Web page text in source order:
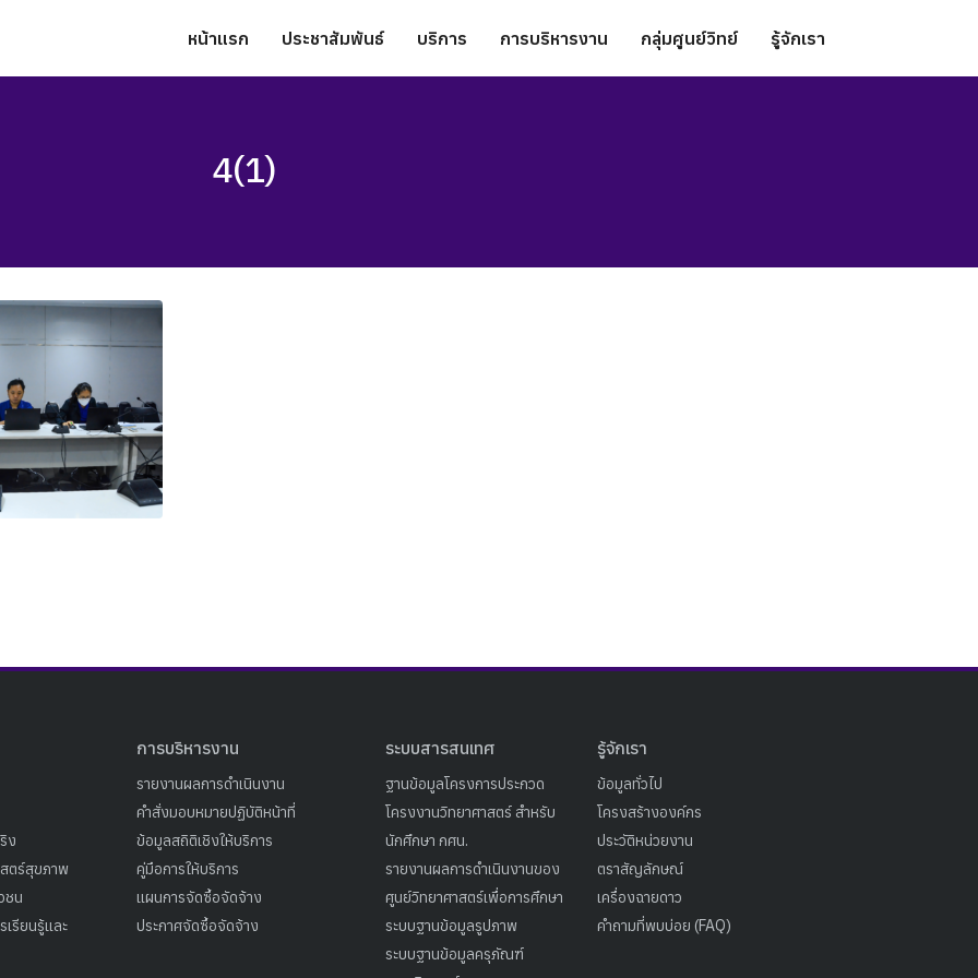
หน้าแรก ประชาสัมพันธ์ บริการ การบริหารงาน กลุ่มศูนย์วิทย์ รู้จักเรา
4(1)
ง
ตร์สุขภาพ
ชน
เรียนรู้และ
การบริหารงาน
รายงานผลการดำเนินงาน
คำสั่งมอบหมายปฏิบัติหน้าที่
ข้อมูลสถิติเชิงให้บริการ
คู่มือการให้บริการ
แผนการจัดซื้อจัดจ้าง
ประกาศจัดซื้อจัดจ้าง
ระบบสารสนเทศ
ฐานข้อมูลโครงการประกวด
โครงงานวิทยาศาสตร์ สำหรับ
นักศึกษา กศน.
รายงานผลการดำเนินงานของ
ศูนย์วิทยาศาสตร์เพื่อการศึกษา
ระบบฐานข้อมูลรูปภาพ
ระบบฐานข้อมูลครุภัณฑ์
รู้จักเรา
ข้อมูลทั่วไป
โครงสร้างองค์กร
ประวัติหน่วยงาน
ตราสัญลักษณ์
เครื่องฉายดาว
คำถามที่พบบ่อย (FAQ)